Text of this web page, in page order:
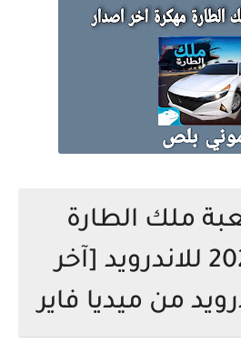
ملك الطارة
مهكرة 2023 للاندرويد [آخر
من ميديا فاير